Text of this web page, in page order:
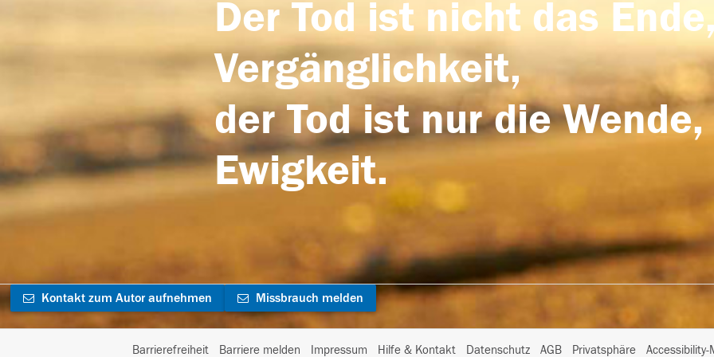
Der Tod ist nicht das
Vergänglichkeit,
der Tod ist nur die
Ewigkeit.
Kontakt zum Autor aufnehmen Missbrauch melden
Barrierefreiheit Barriere melden Impressum Hilfe & Kontakt Datenschutz AGB Privatsphäre I